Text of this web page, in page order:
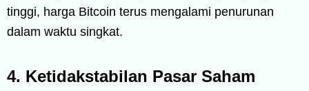
tinggi, harga Bitcoin terus mengalami penurunan
dalam waktu singkat.
4. Ketidakstabilan Pasar Saham